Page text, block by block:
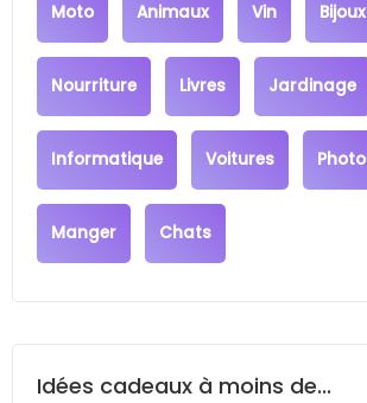
Moto Animaux Vin Bijoux
Nourriture Livres Jardinage
Informatique Voitures Photo
Manger Chats
Idées cadeaux à moins de...